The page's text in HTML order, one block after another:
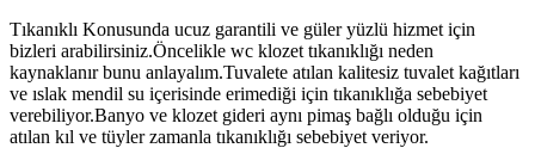
Tıkanıklı Konusunda ucuz garantili ve güler yüzlü hizmet için
bizleri arabilirsiniz.Öncelikle wc klozet tıkanıklığı neden
kaynaklanır bunu anlayalım.Tuvalete atılan kalitesiz tuvalet kağıtları
ve ıslak mendil su içerisinde erimediği için tıkanıklığa sebebiyet
verebiliyor.Banyo ve klozet gideri aynı pimaş bağlı olduğu için
atılan kıl ve tüyler zamanla tıkanıklığı sebebiyet veriyor.